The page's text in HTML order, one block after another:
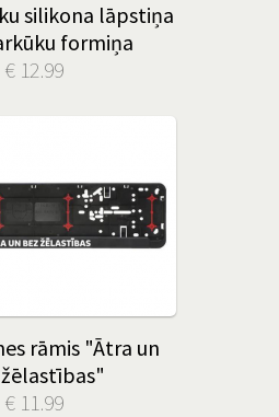
silikona lāpstiņa
formiņa
€ 12.99
rāmis "Ātra un
€ 11.99